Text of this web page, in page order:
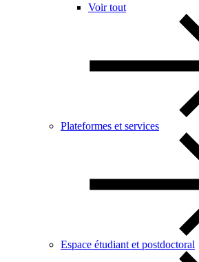
Voir tout
Plateformes et services
Espace étudiant et postdoctoral